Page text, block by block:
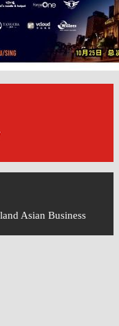
Asian Business